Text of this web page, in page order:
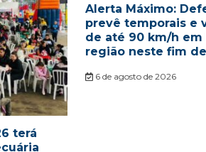
terá
Alerta Máximo:
prevê temporais e
de até 90 km/h em
região neste fim
6 de agosto de 2026